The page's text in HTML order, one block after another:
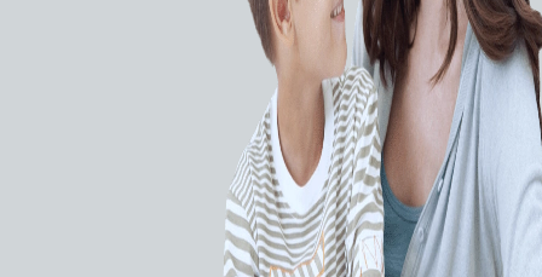
ОСОБЕННОСТИ:
Компания Spectrum Medical представляет
ассортимент перфузионных модулей Quantum и
систем жизнеобеспечения пациента, которые
располагаются на универсальной раме и
используются для всех вариантов